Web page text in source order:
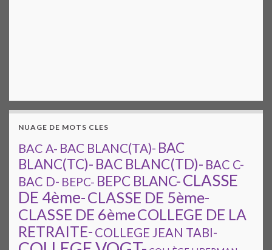
NUAGE DE MOTS CLES
BAC A- BAC BLANC(TA)- BAC
BLANC(TC)- BAC BLANC(TD)- BAC C-
BAC D- BEPC- BEPC BLANC-CLASSE
DE 4ème-CLASSE DE 5ème-
CLASSE DE 6èmeCOLLEGE DE LA
RETRAITE- COLLEGE JEAN TABI-